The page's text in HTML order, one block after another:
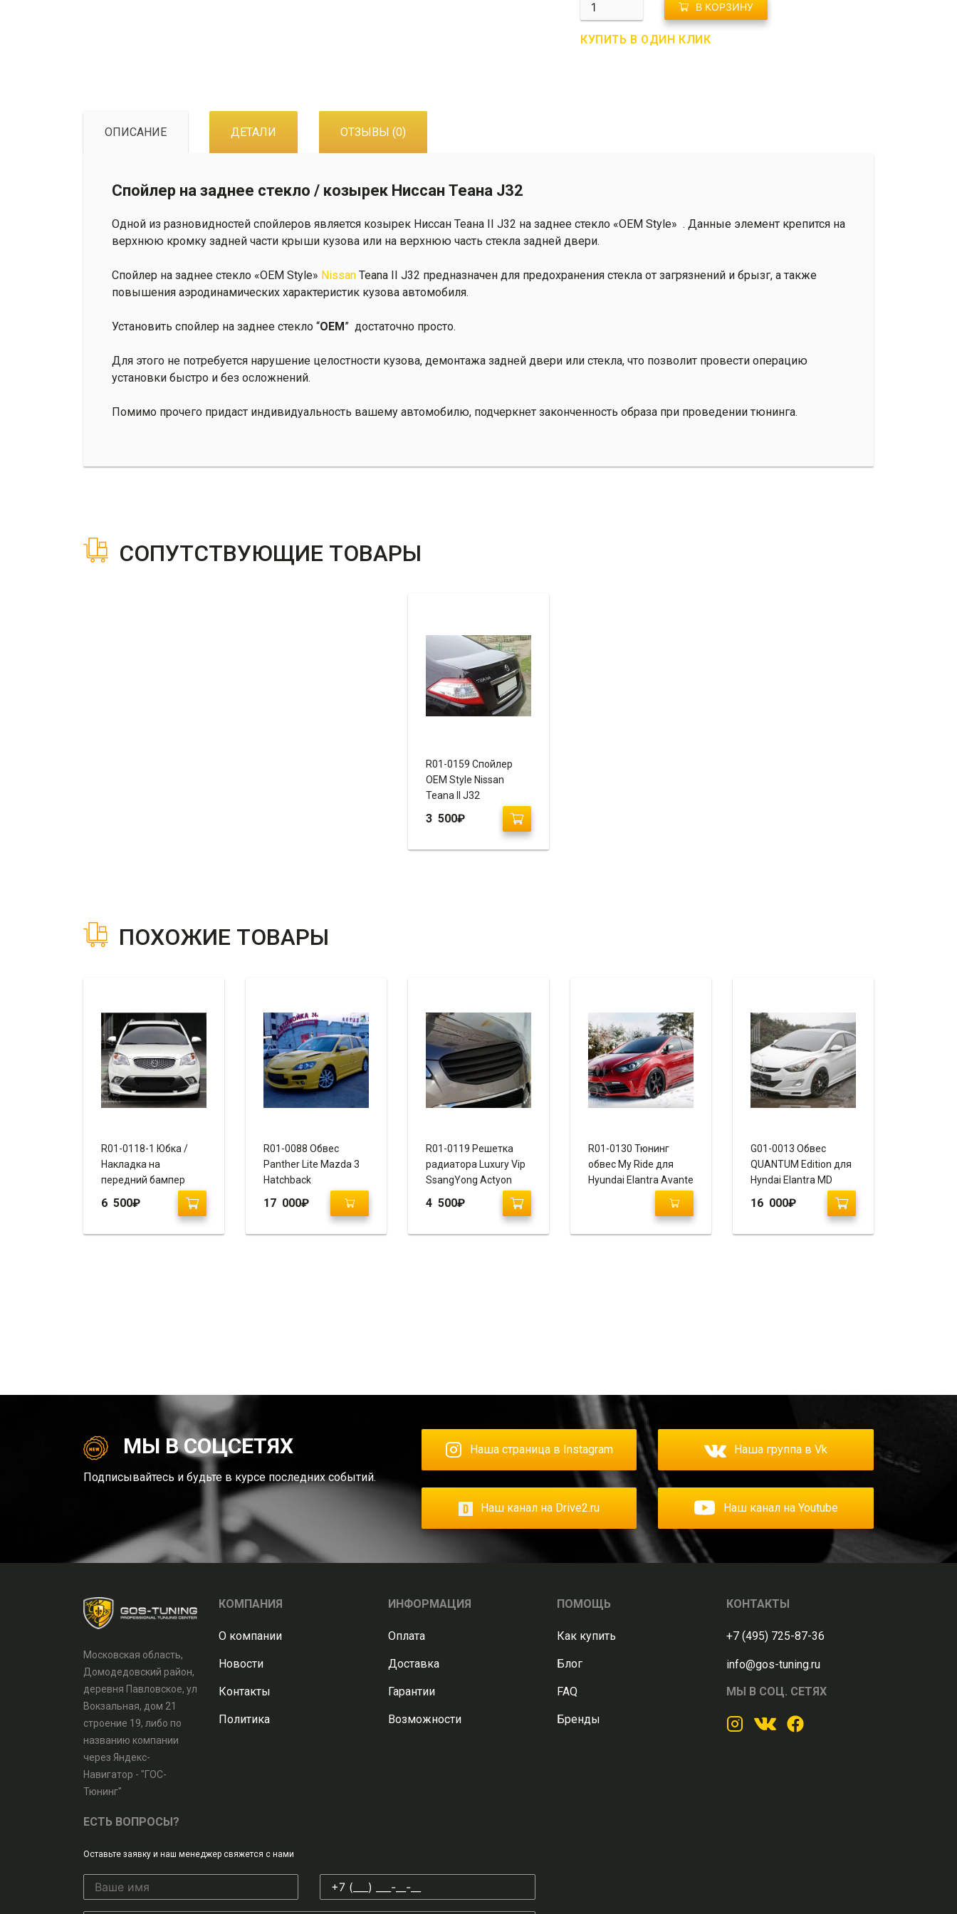
R01-
0158
В КОРЗИНУ
КУПИТЬ В ОДИН КЛИК
ОПИСАНИЕ ДЕТАЛИ ОТЗЫВЫ (0)
Спойлер на заднее стекло / козырек Ниссан Теана J32
Одной из разновидностей спойлеров является козырек Ниссан Теана II J32 на заднее стекло «OEM Style» . Данные элемент крепится на
верхнюю кромку задней части крыши кузова или на верхнюю часть стекла задней двери.
Спойлер на заднее стекло «OEM Style» Nissan Teana II J32 предназначен для предохранения стекла от загрязнений и брызг, а также
повышения аэродинамических характеристик кузова автомобиля.
Установить спойлер на заднее стекло “OEM” достаточно просто.
Для этого не потребуется нарушение целостности кузова, демонтажа задней двери или стекла, что позволит провести операцию
установки быстро и без осложнений.
Помимо прочего придаст индивидуальность вашему автомобилю, подчеркнет законченность образа при проведении тюнинга.
СОПУТСТВУЮЩИЕ ТОВАРЫ
R01-0159 Cпойлер
OEM Style Nissan
Teana II J32
3 500₽
ПОХОЖИЕ ТОВАРЫ
R01-0118-1 Юбка /
Накладка на
передний бампер
SsangYong Action New
6 500₽
R01-0088 Обвес
Panther Lite Mazda 3
Hatchback
17 000₽
R01-0119 Решетка
радиатора Luxury Vip
SsangYong Actyon
4 500₽
R01-0130 Тюнинг
обвес My Ride для
Hyundai Elantra Avante
MD / Хендай Элантра
G01-0013 Обвес
QUANTUM Edition для
Hyndai Elantra MD
16 000₽
МЫ В СОЦСЕТЯХ
Подписывайтесь и будьте в курсе последних событий.
Наша страница в Instagram Наша группа в Vk
Наш канал на Drive2.ru Наш канал на Youtube
Московская область,
Домодедовский район,
деревня Павловское, ул
Вокзальная, дом 21
строение 19, либо по
названию компании
через Яндекс-
Навигатор - "ГОС-
Тюнинг"
КОМПАНИЯ
О компании
Новости
Контакты
Политика
ИНФОРМАЦИЯ
Оплата
Доставка
Гарантии
Возможности
ПОМОЩЬ
Как купить
Блог
FAQ
Бренды
КОНТАКТЫ
+7 (495) 725-87-36
info@gos-tuning.ru
МЫ В СОЦ. СЕТЯХ
ЕСТЬ ВОПРОСЫ?
Оставьте заявку и наш менеджер свяжется с нами